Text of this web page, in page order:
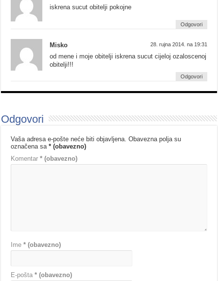
iskrena sucut obitelji pokojne
Odgovori
Misko 28. rujna 2014. na 19:31
od mene i moje obitelji iskrena sucut cijeloj ozaloscenoj
obitelji!!!
Odgovori
Odgovori
Vaša adresa e-pošte neće biti objavljena. Obavezna polja su
označena sa* (obavezno)
Komentar* (obavezno)
Ime* (obavezno)
E-pošta* (obavezno)